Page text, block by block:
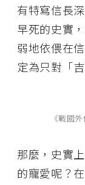
有特寫信長
早死的史實
弱地依偎在
定為只對「
《戰國
那麼，史實
的寵愛呢？